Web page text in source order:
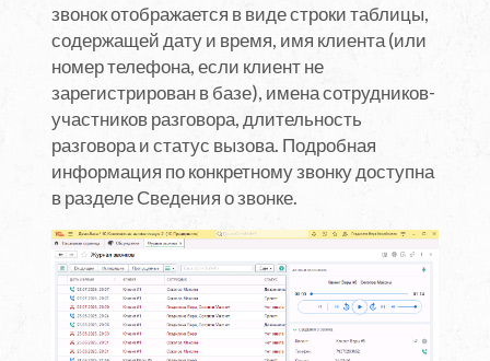
звонок отображается в виде строки таблицы,
содержащей дату и время, имя клиента (или
номер телефона, если клиент не
зарегистрирован в базе), имена сотрудников-
участников разговора, длительность
разговора и статус вызова. Подробная
информация по конкретному звонку доступна
в разделе Сведения о звонке.